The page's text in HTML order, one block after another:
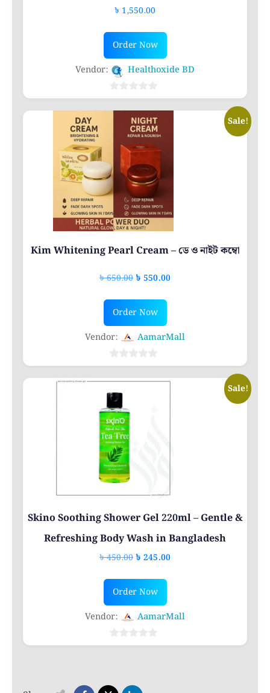
৳ 1,550.00
Order Now
Vendor: Healthoxide BD
0
out
Sale!
Kim Whitening Pearl Cream – ডে ও নাইট কম্বো
৳650.00Original
was:
৳ 650.00.
৳ 550.00Current
Order Now
Vendor: AamarMall
0
out
of
5
Sale!
Skino Soothing Shower Gel 220ml – Gentle &
Refreshing Body Wash in Bangladesh
৳450.00Original
was:
৳ 450.00.
৳ 245.00Current
Order Now
Vendor: AamarMall
0
5